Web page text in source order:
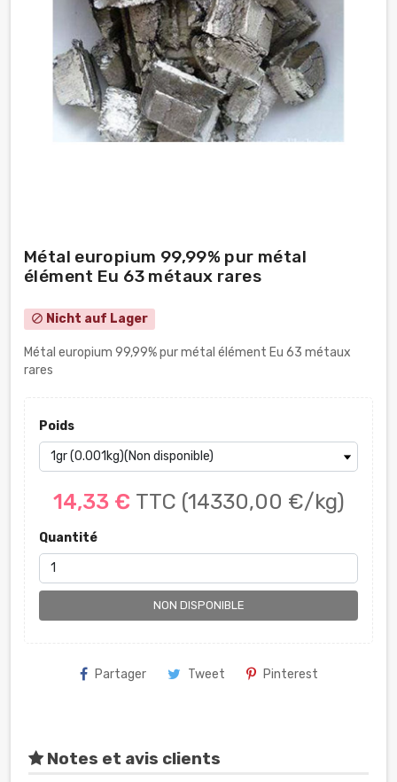
Métal europium 99,99% pur métal
élément Eu 63 métaux rares
block Nicht auf Lager
Métal europium 99,99% pur métal élément Eu 63 métaux
rares
Poids
14,33 € TTC (14330,00 €/kg)
Quantité
NON DISPONIBLE
Partager Tweet Pinterest
Notes et avis clients